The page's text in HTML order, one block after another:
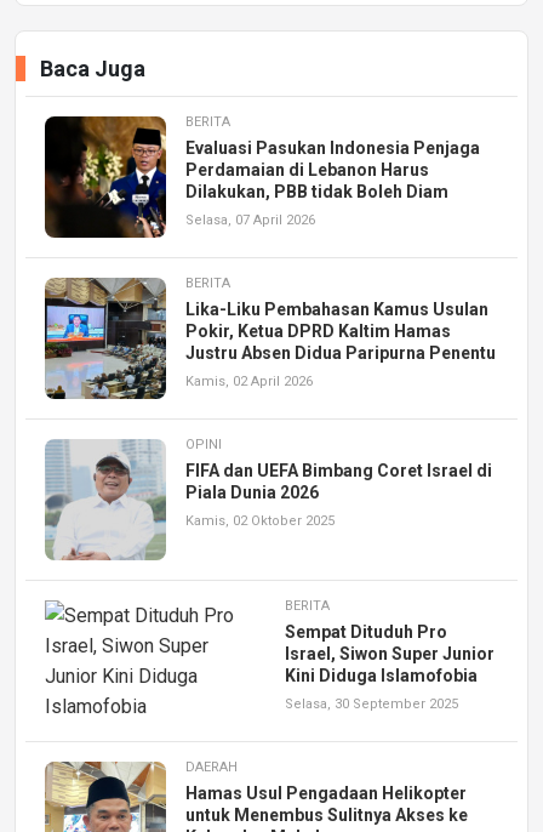
Baca Juga
BERITA
Evaluasi Pasukan Indonesia Penjaga
Perdamaian di Lebanon Harus
Dilakukan, PBB tidak Boleh Diam
Selasa, 07 April 2026
BERITA
Lika-Liku Pembahasan Kamus Usulan
Pokir, Ketua DPRD Kaltim Hamas
Justru Absen Didua Paripurna Penentu
Kamis, 02 April 2026
OPINI
FIFA dan UEFA Bimbang Coret Israel di
Piala Dunia 2026
Kamis, 02 Oktober 2025
BERITA
Sempat Dituduh Pro
Israel, Siwon Super Junior
Kini Diduga Islamofobia
Selasa, 30 September 2025
DAERAH
Hamas Usul Pengadaan Helikopter
untuk Menembus Sulitnya Akses ke